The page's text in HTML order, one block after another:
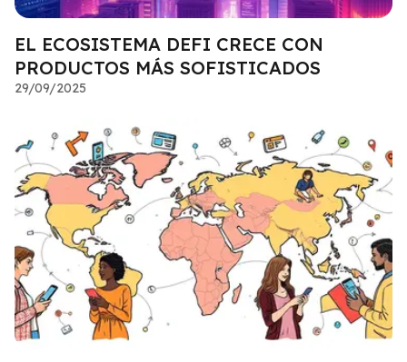
EL ECOSISTEMA DEFI CRECE CON
PRODUCTOS MÁS SOFISTICADOS
29/09/2025